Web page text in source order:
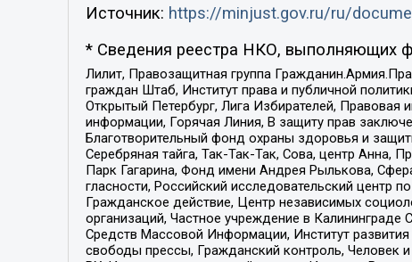
Источник: https://minjust.gov.ru/ru/
* Сведения реестра НКО, выполняющих
Лилит, Правозащитная группа
граждан Штаб, Институт права и публичной
Открытый Петербург, Лига Избирателей,
информации, Горячая Линия, В защиту прав
Благотворительный фонд охраны здоровья и
Серебряная тайга, Так-Так-Так, Сова, центр Анна,
Парк Гагарина, Фонд имени Андрея Рылькова,
гласности, Российский исследовательский центр
Гражданское действие, Центр независимых
организаций, Частное учреждение в
Средств Массовой Информации, Институт
свободы прессы, Гражданский контроль, Человек